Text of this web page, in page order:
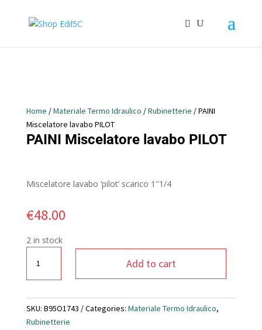
Home /Materiale Termo Idraulico /Rubinetterie / PAINI
Miscelatore lavabo PILOT
PAINI Miscelatore lavabo PILOT
Miscelatore lavabo ‘pilot’ scarico 1″1/4
€48.00
2 in stock
Miscelatore
lavabo
quantity
Add to cart
SKU: B95O1743 Categories: Materiale Termo Idraulico,
Rubinetterie